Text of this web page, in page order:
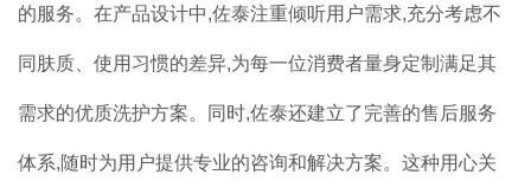
的服务。在产品设计中,佐泰注重倾听用户需求,充分考虑不
同肤质、使用习惯的差异,为每一位消费者量身定制满足其
需求的优质洗护方案。同时,佐泰还建立了完善的售后服务
体系,随时为用户提供专业的咨询和解决方案。这种用心关